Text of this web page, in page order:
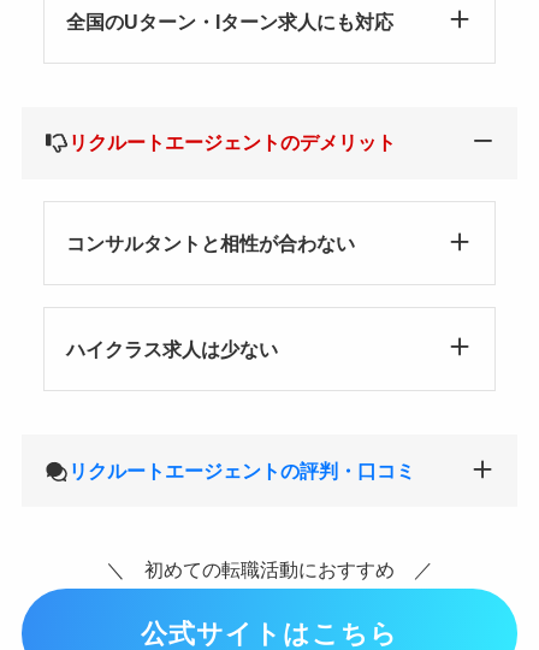
全国のUターン・Iターン求人にも対応
リクルートエージェントのデメリット
コンサルタントと相性が合わない
ハイクラス求人は少ない
リクルートエージェントの評判・口コミ
＼ 初めての転職活動におすすめ ／
公式サイトはこちら